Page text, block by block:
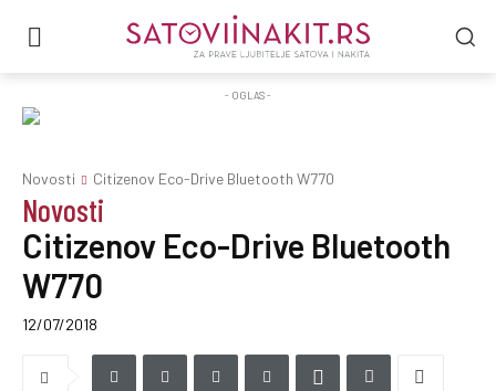
- OGLAS -
Novosti Citizenov Eco-Drive Bluetooth W770
Novosti
Citizenov Eco-Drive Bluetooth
W770
12/07/2018